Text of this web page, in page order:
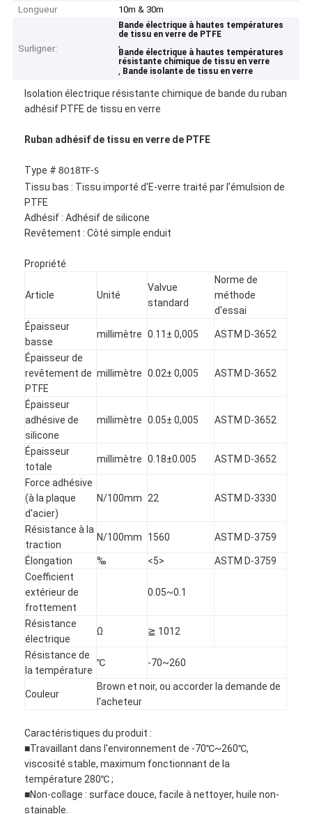
Maison
Produits
Au sujet de nous
Longueur
10m & 30m
Surligner:
Bande électrique à hautes températures
de tissu en verre de PTFE
,
Bande électrique à hautes températures
résistante chimique de tissu en verre
, Bande isolante de tissu en verre
Isolation électrique résistante chimique de bande du ruban
adhésif PTFE de tissu en verre
Ruban adhésif de tissu en verre de PTFE
Type #8018TF-S
Tissu bas : Tissu importé d'E-verre traité par l'émulsion de
PTFE
Adhésif : Adhésif de silicone
Revêtement : Côté simple enduit
Propriété
Article Unité
Valvue
standard
Norme de
méthode
d'essai
Épaisseur
basse
millimètre 0.11± 0,005 ASTM D-3652
Épaisseur de
revêtement de
PTFE
millimètre 0.02± 0,005 ASTM D-3652
Épaisseur
adhésive de
silicone
millimètre 0.05± 0,005 ASTM D-3652
Épaisseur
totale
millimètre 0.18±0.005 ASTM D-3652
Force adhésive
(à la plaque
d'acier)
N/100mm 22 ASTM D-3330
Résistance à la
traction
N/100mm 1560 ASTM D-3759
Élongation ‰ <5>
ASTM D-3759
Coefficient
extérieur de
frottement
0.05~0.1
Résistance
électrique
Ω ≧ 1012
Résistance de
la température
℃ -70~260
Couleur
Brown et noir, ou accorder la demande de
l'acheteur
Caractéristiques du produit :
■Travaillant dans l'environnement de -70℃~260℃,
viscosité stable, maximum fonctionnant de la
température 280℃ ;
■Non-collage : surface douce, facile à nettoyer, huile non-
stainable.